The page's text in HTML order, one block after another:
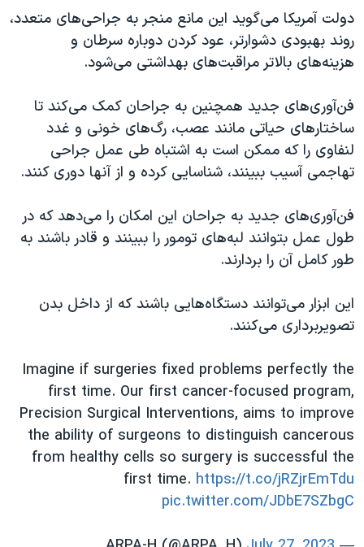
دولت آمریکا می‌گوید این مانع منجر به جراحی‌های متعدد،
روند بهبودی دشوارتر، عود کردن دوباره سرطان و
هزینه‌های بالاتر مراقبت‌های بهداشتی می‌شود.
فن‌آوری‌های جدید همچنین به جراحان کمک می‌کند تا
ساختارهای حیاتی مانند عصب، رگ‌های خونی و غدد
لنفاوی را که ممکن است به اشتباه طی عمل‌ جراحی
تهاجمی آسیب ببینند، شناسایی کرده و از آنها دوری کنند.
فن‌آوری‌های جدید به جراحان این امکان را می‌دهد که در
طول عمل بتوانند لبه‌های تومور را ببینند و قادر باشند به
طور کامل آن را بردارند.
این ابزار می‌توانند دستگاه‌هایی باشند که از داخل بدن
تصویربرداری می‌کنند.
Imagine if surgeries fixed problems perfectly the
first time. Our first cancer-focused program,
Precision Surgical Interventions, aims to improve
the ability of surgeons to distinguish cancerous
from healthy cells so surgery is successful the
first time. https://t.co/jRZjrEmTdu
pic.twitter.com/JDbE7SZbgC